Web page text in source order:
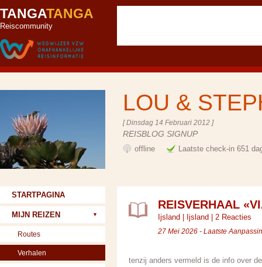
TANGATANGA
Reiscommunity
LOU &
[ Dinsdag 14 Februari 2012 ]
REISBLOG SIGNUP
offline Laatste check-in 651
REISVERHAAL
Ijsland Ijsland 2 Reacties
27 Mei 2026 - Laatste
tenzij anders vermeld is de info over
STARTPAGINA
MIJN REIZEN
Routes
Verhalen